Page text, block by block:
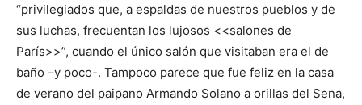
“privilegiados que, a espaldas de nuestros pueblos y de
sus luchas, frecuentan los lujosos <<salones de
París>>”, cuando el único salón que visitaban era el de
baño –y poco-. Tampoco parece que fue feliz en la casa
de verano del paipano Armando Solano a orillas del Sena,